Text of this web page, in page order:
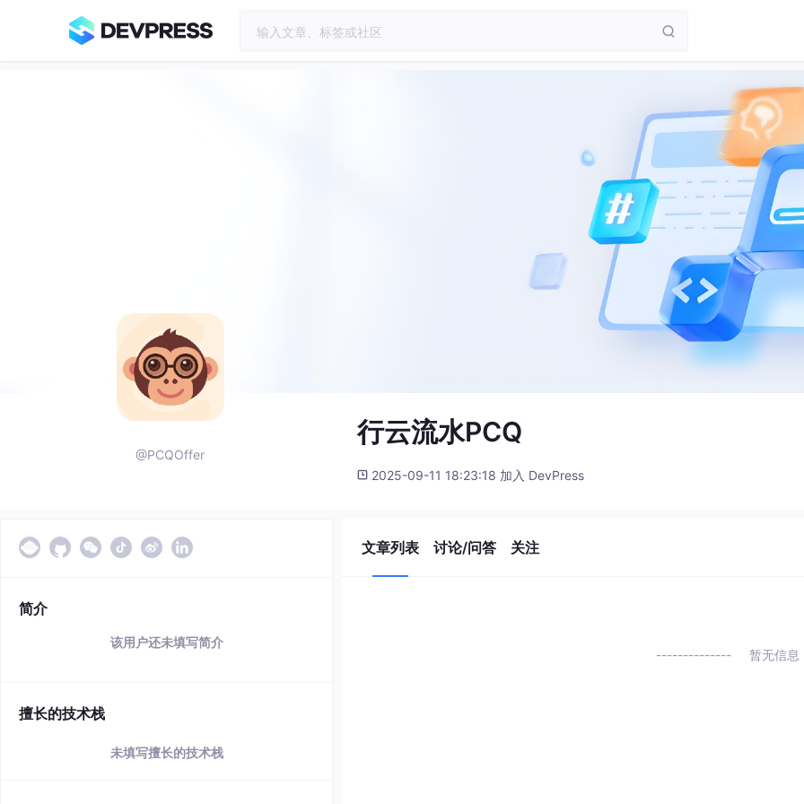
@PCQOffer
行云流水PCQ
2025-09-11 18:23:18 加入 DevPress
简介
该用户还未填写简介
擅长的技术栈
未填写擅长的技术栈
文章列表 讨论/问答 关注
暂无信息